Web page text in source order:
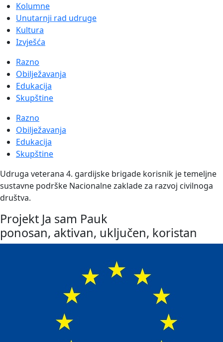
Kolumne
Unutarnji rad udruge
Kultura
Izvješća
Razno
Obilježavanja
Edukacija
Skupštine
Razno
Obilježavanja
Edukacija
Skupštine
Udruga veterana 4. gardijske brigade korisnik je temeljne
sustavne podrške Nacionalne zaklade za razvoj civilnoga
društva.
Projekt Ja sam Pauk
ponosan, aktivan, uključen, koristan